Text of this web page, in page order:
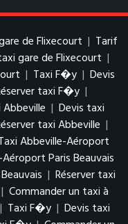
de Flixecourt | Tarif
gare de Flixecourt |
| Taxi F�y | Devis
taxi F�y |
Abbeville | Devis taxi
taxi Abbeville |
Abbeville-Aéroport
Paris Beauvais
| Réserver taxi
| Commander un taxi à
| Taxi F�y | Devis taxi